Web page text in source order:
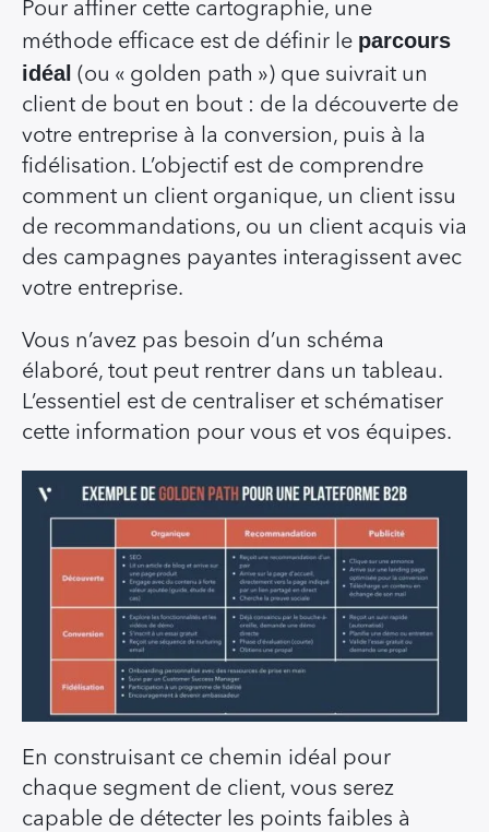
Pour affiner cette cartographie, une
méthode efficace est de définir le parcours
idéal (ou « golden path ») que suivrait un
client de bout en bout : de la découverte de
votre entreprise à la conversion, puis à la
fidélisation. L’objectif est de comprendre
comment un client organique, un client issu
de recommandations, ou un client acquis via
des campagnes payantes interagissent avec
votre entreprise.
Vous n’avez pas besoin d’un schéma
élaboré, tout peut rentrer dans un tableau.
L’essentiel est de centraliser et schématiser
cette information pour vous et vos équipes.
En construisant ce chemin idéal pour
chaque segment de client, vous serez
capable de détecter les points faibles à